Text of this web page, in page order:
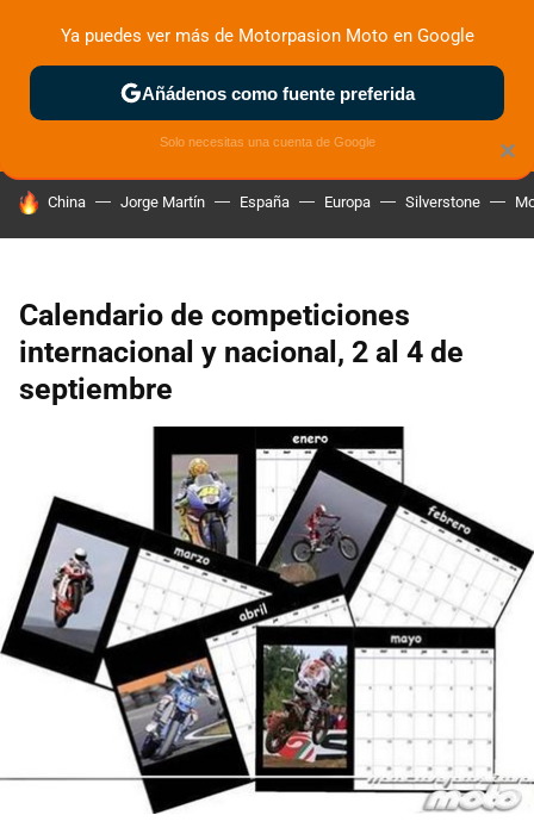
ZONA DE PRUEBAS DEPORTIVAS MOTOS ELÉCTRICAS
HOY SE HABLA DE
China Jorge Martín España Europa Silverstone
Calendario de competiciones
internacional y nacional, 2 al 4 de
septiembre
×
Ya puedes ver más de Motorpasion Moto en Google
Añádenos como fuente preferida
Solo necesitas una cuenta de Google